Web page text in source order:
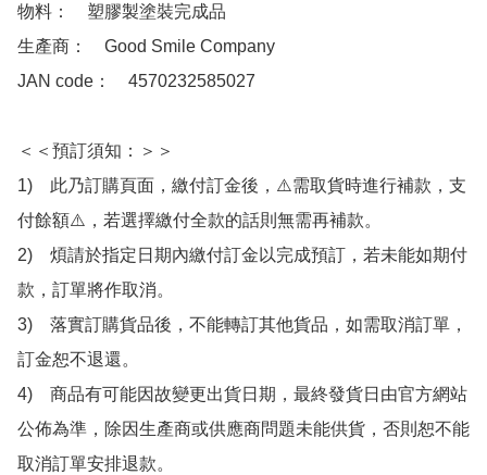
物料：　塑膠製塗裝完成品
生產商：　Good Smile Company
JAN code：　4570232585027
＜＜預訂須知：＞＞
1)　此乃訂購頁面，繳付訂金後，⚠️需取貨時進行補款，支
付餘額⚠️，若選擇繳付全款的話則無需再補款。
2)　煩請於指定日期內繳付訂金以完成預訂，若未能如期付
款，訂單將作取消。
3)　落實訂購貨品後，不能轉訂其他貨品，如需取消訂單，
訂金恕不退還。
4)　商品有可能因故變更出貨日期，最終發貨日由官方網站
公佈為準，除因生產商或供應商問題未能供貨，否則恕不能
取消訂單安排退款。